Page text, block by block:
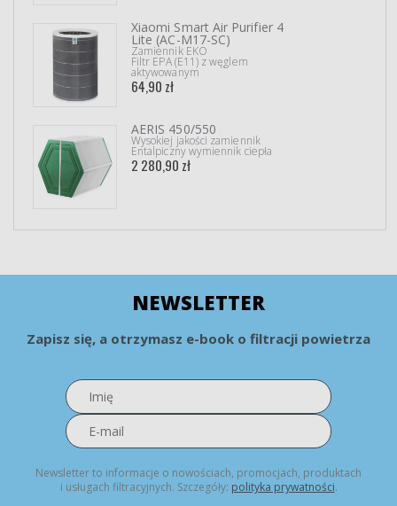
Xiaomi Smart Air Purifier 4
Lite (AC-M17-SC)
Zamiennik EKO
Filtr EPA (E11) z węglem
aktywowanym
64,90 zł
AERIS 450/550
Wysokiej jakości zamiennik
Entalpiczny wymiennik ciepła
2 280,90 zł
NEWSLETTER
Zapisz się, a otrzymasz e-book o filtracji powietrza
Newsletter to informacje o nowościach, promocjach, produktach
i usługach filtracyjnych. Szczegóły: polityka prywatności.